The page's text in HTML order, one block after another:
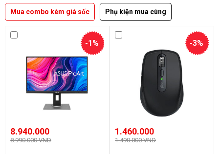
Mua combo kèm giá sốc Phụ kiện mua cùng
8.940.000
8.990.000 VND
-1%
1.460.000
1.490.000 VND
-3%